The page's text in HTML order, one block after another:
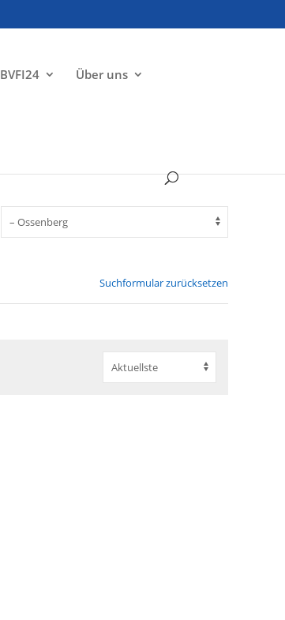
BVFI24 Über uns
Suchformular zurücksetzen